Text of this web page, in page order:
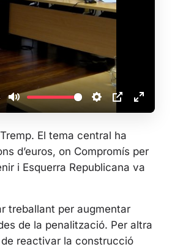
M
t
e
S
t
t
i
P
P
E
e
r
l
El tema central ha
d’euros, on Compromís per
i Esquerra Republicana va
treballant per augmentar
de la penalització. Per altra
reactivar la construcció